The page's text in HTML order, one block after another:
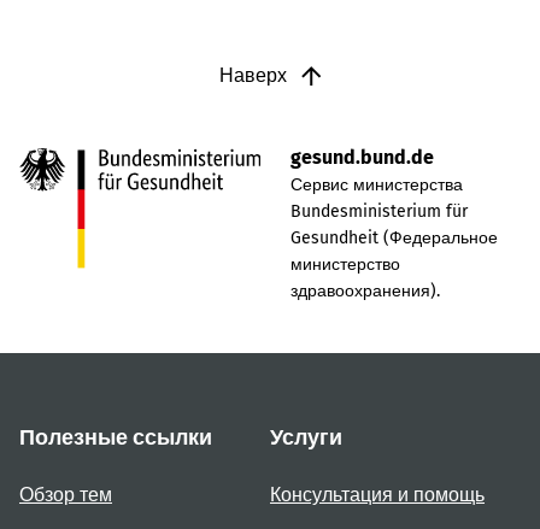
Наверх
gesund.bund.de
Сервис министерства
Bundesministerium für
Gesundheit (Федеральное
министерство
здравоохранения).
Полезные ссылки
Обзор тем
Услуги
Консультация и помощь